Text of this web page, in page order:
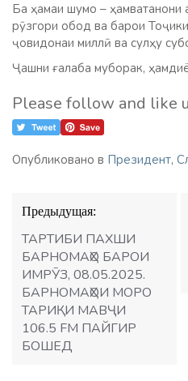
Ба ҳамаи шумо – ҳамватанони
рӯзгори обод ва барои
ҷовидонаи миллӣ ва сулҳу
Ҷашни ғалаба муборак,
Please follow and like
Опубликовано в Президент,
Навигация
по
записям
Предыдущая:
ТАРТИБИ ПАХШИ
БАРНОМАҲО БАРОИ
ИМРӮЗ, 08.05.2025.
БАРНОМАҲОИ МОРО
ТАРИҚИ МАВҶИ
106.5 FM ПАЙГИР
БОШЕД